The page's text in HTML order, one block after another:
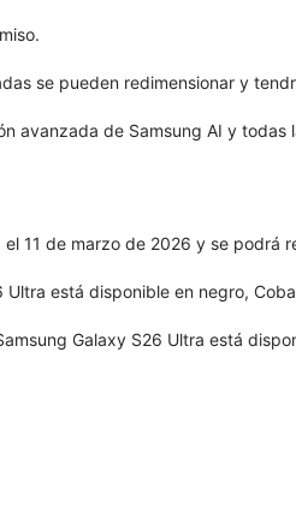
se pueden redimensionar y
avanzada de Samsung AI y todas
11 de marzo de 2026 y se podrá
está disponible en negro,
Galaxy S26 Ultra está